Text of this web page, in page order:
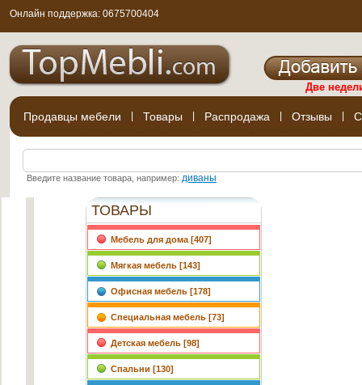
Онлайн поддержка: 0675700404
Две
Продавцы мебели Товары Распродажа Отзывы
Введите название товара, например: диваны
ТОВАРЫ
Мебель для дома [407]
Мягкая мебель [143]
Офисная мебель [178]
Специальная мебель [73]
Детская мебель [98]
Спальни [130]